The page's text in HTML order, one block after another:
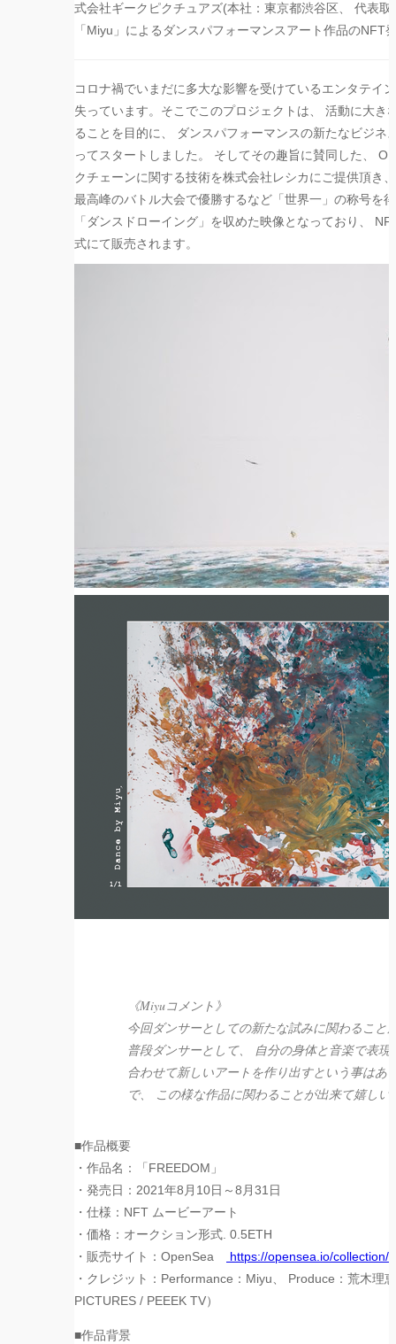
式会社ギークピクチュアズ(本社：東京都渋谷区、 代表
「Miyu」 によるダンスパフォーマンスアート作品のNFT
コロナ禍でいまだに多大な影響を受けているエンタテイ
失っています。そこでこのプロジェクトは、 活動に大
ることを目的に、 ダンスパフォーマンスの新たなビジ
ってスタートしま した。 そしてその趣旨に賛同した、
クチェーンに関する技術を株式会社レシカにご提供頂き
最高峰のバトル大会で優勝するなど「世界一」 の称号を
「ダンスドローイング」 を収めた映像となっており、
式にて販売されます。
《Miyuコメント》
今回ダンサーとしての新たな試みに関わること
普段ダンサーとして、 自分の身体と音楽で表
合わせて新しいアートを作り出すとい う事はあ
で、 この様な作品に関わることが出来て嬉しい
■作品概要
・作品名：「FREEDOM」
・発売日：2021年8月10日～8月31日
・仕様：NFT ムービーアート
・価格：オークション形式. 0.5ETH
・販売サイト：OpenSea
https://opensea.io/collection/
・クレジット：Performance：Miyu、 Produce：荒木理
PICTURES / PEEEK TV）
■︎作品背景